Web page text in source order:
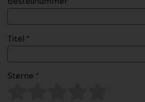
Titel *
Sterne *